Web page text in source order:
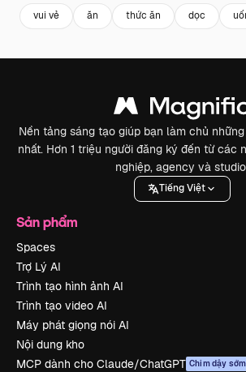
vui vẻ ăn thức ăn dọc
Nền tảng sáng tạo giúp bạn làm chủ
nhất. Hơn 1 triệu người đăng ký đến từ các
nghiệp, agency và
Tiếng Việt
Sản phẩm
Spaces
Trợ Lý AI
Trình tạo hình ảnh AI
Trình tạo video AI
Máy phát giọng nói AI
Nội dung kho
MCP dành cho Claude/ChatGPT Chim dậy sớm